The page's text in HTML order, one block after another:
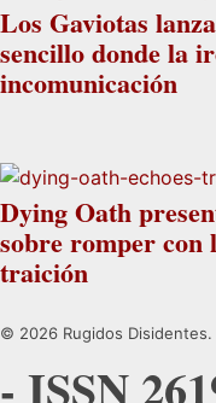
Los Gaviotas
sencillo donde la
incomunicación
Dying Oath
sobre romper con
traición
© 2026 Rugidos
- ISSN